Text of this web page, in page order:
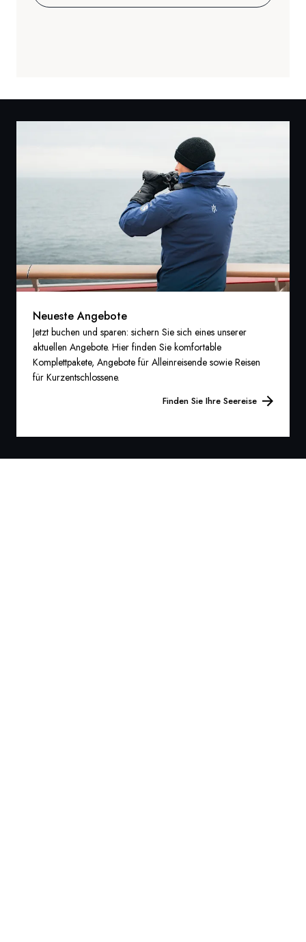
Neueste Angebote
Jetzt buchen und sparen: sichern Sie sich eines unserer
aktuellen Angebote. Hier finden Sie komfortable
Komplettpakete, Angebote für Alleinreisende sowie Reisen
für Kurzentschlossene.
Finden Sie Ihre Seereise